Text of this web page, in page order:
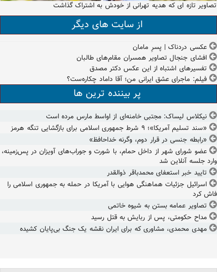
تصاویر تازه ای که هدیه تهرانی از خودش به اشتراک گذاشت
از سایت های دیگر
عکسی دردناک | پسرِ مامان
افشای جنجال تصاویر همسران مقام‌های طالبان
تفسیرهای اشتباه از این عکس دکتر مصدق
فیلم: ماجرای عشق ایرانی من؛ آقا داماد چکاره‌ست؟
پر بیننده ترین ها
نیکلاس لیساک: مجتبی خامنه‌ای از اواسط مارس مرده است
«سند تسلیم آمریکا»؛ ۹ شرط جمهوری اسلامی برای بازگشایی تنگه هرمز
«رابطه جنسی در قرار دوم، وگرنه خداحافظ»
عضو شورای شهر از داخل حمام، با شورت و جوراب‌های آویزان در پس‌زمینه،
وارد جلسه آنلاین شد
تایید خبر استعفای محمدباقر ذوالقدر
اسرائیل جزئیات هماهنگی هوایی با آمریکا در حمله به جمهوری اسلامی را
فاش کرد
تصاویر عمامه بستن به شیوه خاتمی
مداح حکومتی، پس از ربایش به قتل رسید
مهدی محمدی، مشاوری که برای ایران نقشه یک جنگ بی‌پایان کشیده